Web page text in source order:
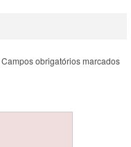
Campos obrigatórios marcados